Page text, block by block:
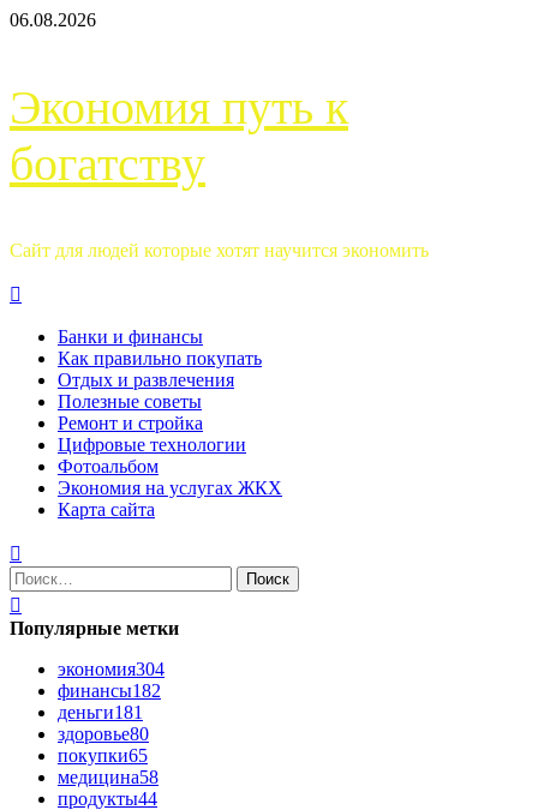
Перейти
06.08.2026
Экономия путь к
богатству
Сайт для людей которые хотят научится экономить
Банки и финансы
Как правильно покупать
Отдых и развлечения
Полезные советы
Ремонт и стройка
Цифровые технологии
Фотоальбом
Экономия на услугах ЖКХ
Карта сайта
Найти:
Популярные метки
экономия304
финансы182
деньги181
здоровье80
покупки65
медицина58
продукты44